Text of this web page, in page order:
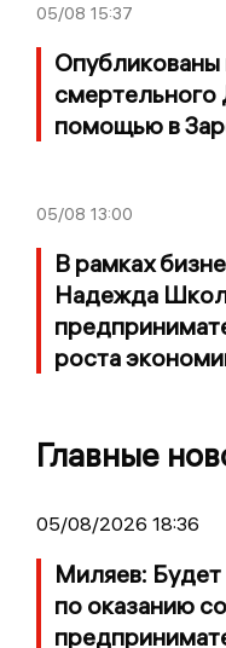
05/08 15:37
помощью в
05/08 13:00
В рамках
Надежда
роста
Главные
05/08/2026 18:36
Миляев: Будет
по оказанию